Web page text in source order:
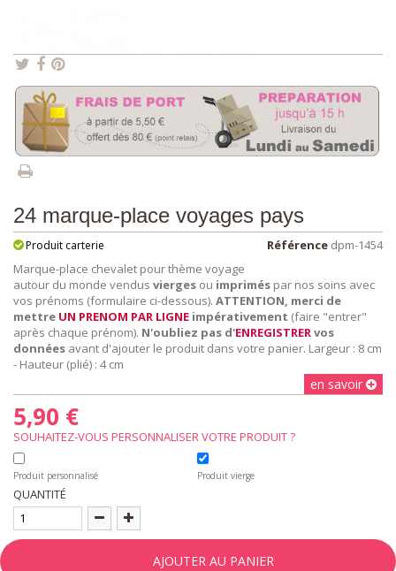
24 marque-place voyages pays
Référence dpm-1454
Produit carterie
Marque-place chevalet pour thème voyage
autour du monde vendus vierges ou imprimés par nos soins avec
vos prénoms (formulaire ci-dessous). ATTENTION, merci de
mettre UN PRENOM PAR LIGNE impérativement (faire "entrer"
après chaque prénom). N'oubliez pas d'ENREGISTRER vos
données avant d'ajouter le produit dans votre panier. Largeur : 8 cm
- Hauteur (plié) : 4 cm
en savoir
5,90 €
Produit personnalisé Produit vierge
QUANTITÉ
AJOUTER AU PANIER